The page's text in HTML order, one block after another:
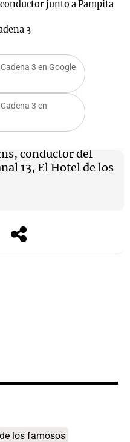
junto a Pampita
3
3 en Google
3 en
conductor del
13, El Hotel de los
los famosos